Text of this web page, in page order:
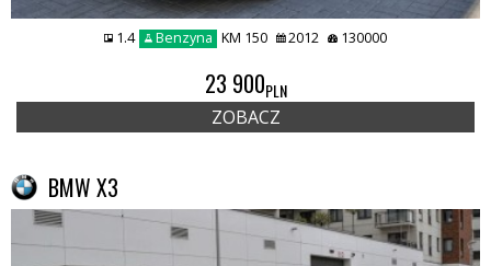
1.4 Benzyna KM 150 2012 130000
23 900PLN
ZOBACZ
BMW X3